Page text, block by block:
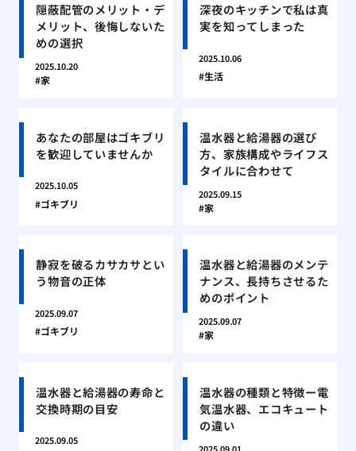
隠蔽配管のメリット・デ
メリット、後悔しないた
めの選択
2025.10.20
家
深夜のキッチンで私は真
実を知ってしまった
2025.10.06
生活
あなたの部屋はゴキブリ
を歓迎していませんか
2025.10.05
ゴキブリ
温水器と給湯器の選び
方、家族構成やライフス
タイルに合わせて
2025.09.15
家
静寂を破るカサカサとい
う物音の正体
2025.09.07
ゴキブリ
温水器と給湯器のメンテ
ナンス、長持ちさせるた
めのポイント
2025.09.07
家
温水器と給湯器の寿命と
交換時期の目安
2025.09.05
温水器の種類と特徴ー電
気温水器、エコキュート
の違い